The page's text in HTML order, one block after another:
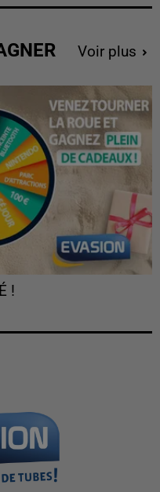
Voir plus
!